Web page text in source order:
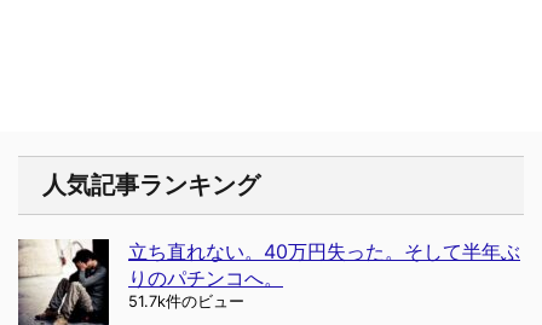
人気記事ランキング
立ち直れない。40万円失った。そして半年ぶ
りのパチンコへ。
51.7k件のビュー